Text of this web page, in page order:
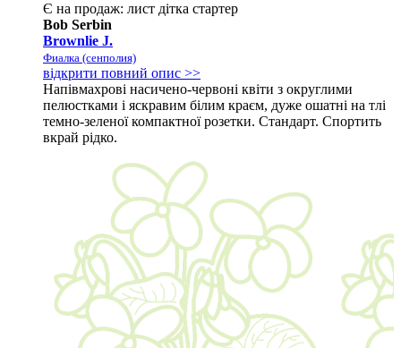
Є на продаж: лист дітка стартер
Bob Serbin
Brownlie J.
Фиалка (сенполия)
відкрити повний опис >>
Напівмахрові насичено-червоні квіти з округлими
пелюстками і яскравим білим краєм, дуже ошатні на тлі
темно-зеленої компактної розетки. Стандарт. Спортить
вкрай рідко.